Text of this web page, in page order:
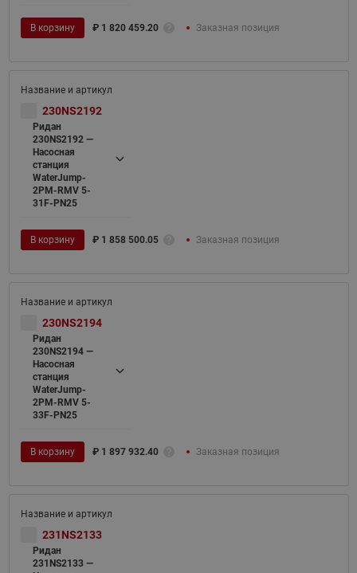
В корзину ₽ 1 820 459.20 Заказная позиция
230NS2192
Ридан
230NS2192 —
Насосная
станция
WaterJump-
2PM-RMV 5-
31F-PN25
В корзину ₽ 1 858 500.05 Заказная позиция
230NS2194
Ридан
230NS2194 —
Насосная
станция
WaterJump-
2PM-RMV 5-
33F-PN25
В корзину ₽ 1 897 932.40 Заказная позиция
231NS2133
Ридан
231NS2133 —